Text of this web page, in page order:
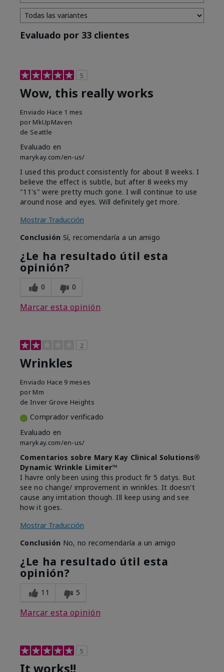
Evaluado por 33 clientes
5
Wow, this really works
Enviado Hace 1 mes
por MkUpMaven
de Seattle
Evaluado en
marykay.com/en-us/
I used this product consistently for about 8 weeks. I
believe the effect is subtle, but after 8 weeks my
"11's" were pretty much gone. I will continue to use
around nose and eyes. Will definitely get more.
Mostrar Traducción
Conclusión Sí, recomendaría a un amigo
¿Le ha resultado útil esta
opinión?
0 0
Marcar esta opinión
2
Wrinkles
Enviado Hace 9 meses
por Mm
de Inver Grove Heights
Comprador verificado
Evaluado en
marykay.com/en-us/
Comentarios sobre Mary Kay Clinical Solutions®
Dynamic Wrinkle Limiter™
I havre only been using this product fir 5 datys. But
see no change/ improvement in wrinkles. It doesn't
cause any irritation though. Ill keep using and see
how it goes.
Mostrar Traducción
Conclusión No, no recomendaría a un amigo
¿Le ha resultado útil esta
opinión?
11 5
Marcar esta opinión
5
It works!!